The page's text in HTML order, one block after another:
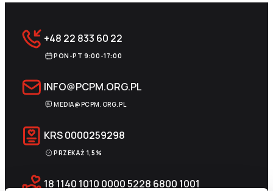
+48 22 833 60 22
PON-PT 9:00-17:00
INFO@PCPM.ORG.PL
MEDIA@PCPM.ORG.PL
KRS0000259298
PRZEKAŻ 1,5%
18 1140 1010 0000 5228 6800 1001